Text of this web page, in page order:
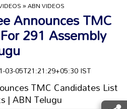
»ABN VIDEOS
Announces TMC
291 Assembly
03-05T21:21:29+05:30 IST
TMC Candidates List
| ABN Telugu